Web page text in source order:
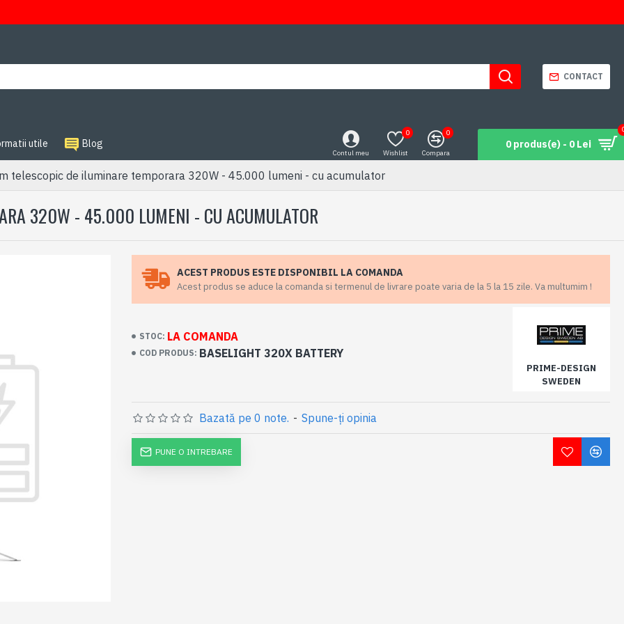
CONTACT
utile Blog
Contul meu Wishlist
0
Compara
0
0 produs(e) - 0 Lei
telescopic de iluminare temporara 320W - 45.000 lumeni - cu acumulator
320W - 45.000 LUMENI - CU ACUMULATOR
ACEST PRODUS ESTE DISPONIBIL LA COMANDA
Acest produs se aduce la comanda si termenul de livrare poate varia de la 5 la 15 zile. Va multumim !
STOC: LA COMANDA
COD PRODUS: BASELIGHT 320X BATTERY
PRIME-DESIGN
SWEDEN
Bazată pe 0 note. - Spune-ţi opinia
PUNE O INTREBARE